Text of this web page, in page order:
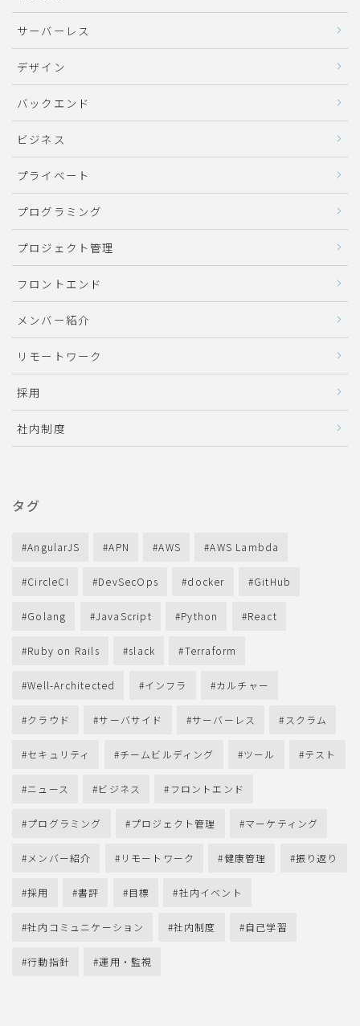
サーバーレス
デザイン
バックエンド
ビジネス
プライベート
プログラミング
プロジェクト管理
フロントエンド
メンバー紹介
リモートワーク
採用
社内制度
タグ
AngularJS APN AWS AWS Lambda
CircleCI DevSecOps docker GitHub
Golang JavaScript Python React
Ruby on Rails slack Terraform
Well-Architected インフラ カルチャー
クラウド サーバサイド サーバーレス スクラム
セキュリティ チームビルディング ツール テスト
ニュース ビジネス フロントエンド
プログラミング プロジェクト管理 マーケティング
メンバー紹介 リモートワーク 健康管理 振り返り
採用 書評 目標 社内イベント
社内コミュニケーション 社内制度 自己学習
行動指針 運用・監視